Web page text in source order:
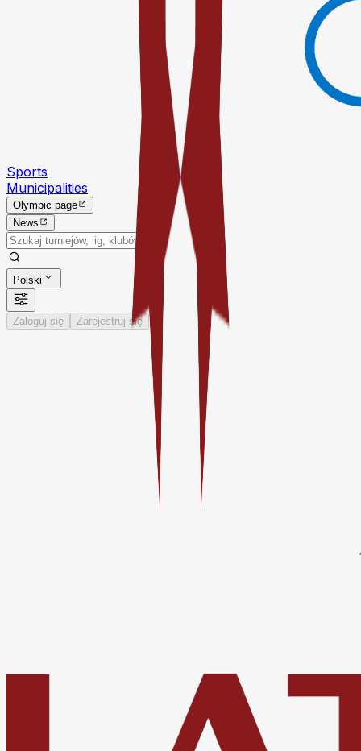
Sports
Municipalities
Olympic page
News
Polski
Zaloguj się Zarejestruj się